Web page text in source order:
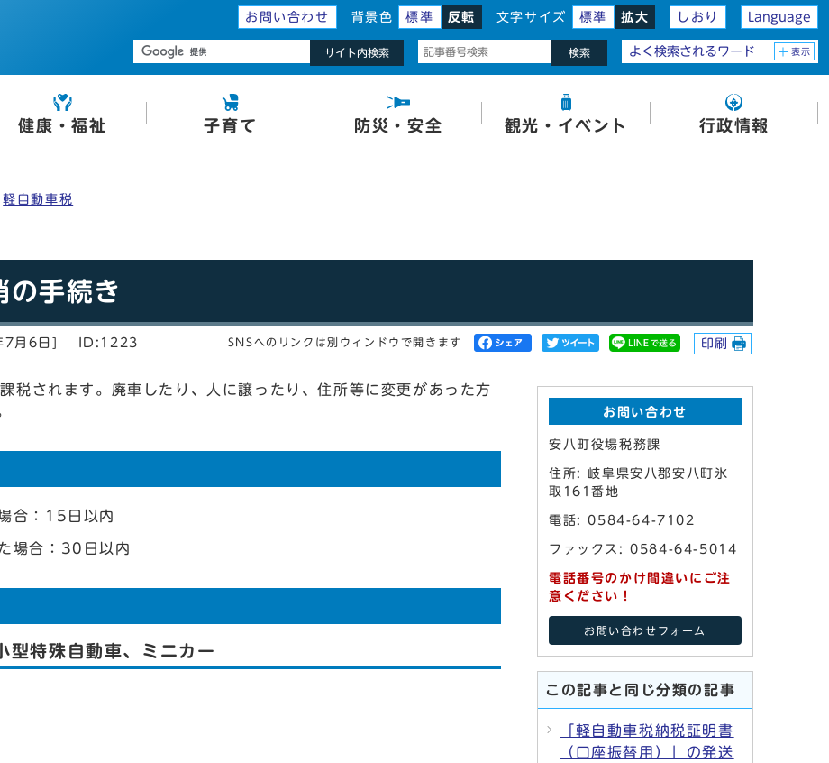
お問い合わせ 背景色 標準 反転 文字サイズ 標準 拡大 しおり Language
サイト内検索 検索 よく検索されるワード 表示
健康・福祉 子育て 防災・安全 観光・イベント 行政情報
軽自動車税
手続き
7月6日] ID:1223 SNSへのリンクは別ウィンドウで開きます 印刷
税されます。廃車したり、人に譲ったり、住所等に変更があった方
合：15日以内
場合：30日以内
特殊自動車、ミニカー
お問い合わせ
安八町役場税務課
住所: 岐阜県安八郡安八町氷
取161番地
電話: 0584-64-7102
ファックス: 0584-64-5014
電話番号のかけ間違いにご注
意ください！
お問い合わせフォーム
この記事と同じ分類の記事
「軽自動車税納税証明書
（口座振替用）」の発送